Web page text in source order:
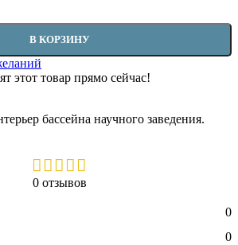
В КОРЗИНУ
этот товар прямо сейчас!
бассейна научного заведения.
0 отзывов
0
0